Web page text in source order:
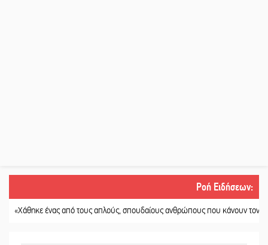
Ροή Ειδήσεων:
ένας από τους απλούς, σπουδαίους ανθρώπους που κάνουν τον κόσμο